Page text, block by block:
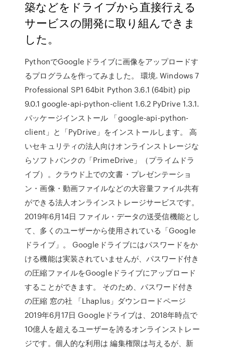
築などをドライブから直接行える
サービスの開発に取り組んできま
した。
PythonでGoogleドライブに画像をアップロードす
るプログラムを作ってみました。 環境. Windows 7
Professional SP1 64bit Python 3.6.1 (64bit) pip
9.0.1 google-api-python-client 1.6.2 PyDrive 1.3.1.
パッケージインストール 「google-api-python-
client」と「PyDrive」をインストールします。 高
いセキュリティの法人向けオンラインストレージな
らソフトバンクの「PrimeDrive」（プライムドラ
イブ）。クラウド上での文書・プレゼンテーショ
ン・画像・動画ファイルなどの大容量ファイル共有
ができる法人オンラインストレージサービスです。
2019年6月14日 ファイル・データの送受信機能とし
て、多くのユーザーから使用されている「Google
ドライブ」。 Googleドライブにはパスワードをか
ける機能は実装されていませんが、パスワード付き
の圧縮ファイルをGoogleドライブにアップロード
することができます。 そのため、パスワード付き
の圧縮 窓の社 「Lhaplus」ダウンロードページ
2019年6月17日 Googleドライブは、2018年時点で
10億人を超えるユーザーを誇るオンラインストレー
ジです。個人的な利用は 編集権限は与えるが、新